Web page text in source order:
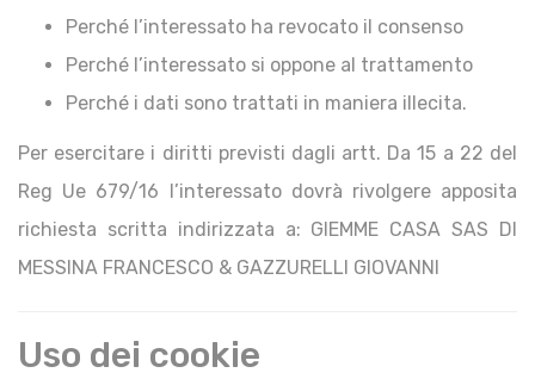
Perché l’interessato ha revocato il consenso
Perché l’interessato si oppone al trattamento
Perché i dati sono trattati in maniera illecita.
Per esercitare i diritti previsti dagli artt. Da 15 a 22 del
Reg Ue 679/16 l’interessato dovrà rivolgere apposita
richiesta scritta indirizzata a: GIEMME CASA SAS DI
MESSINA FRANCESCO & GAZZURELLI GIOVANNI
Uso dei cookie